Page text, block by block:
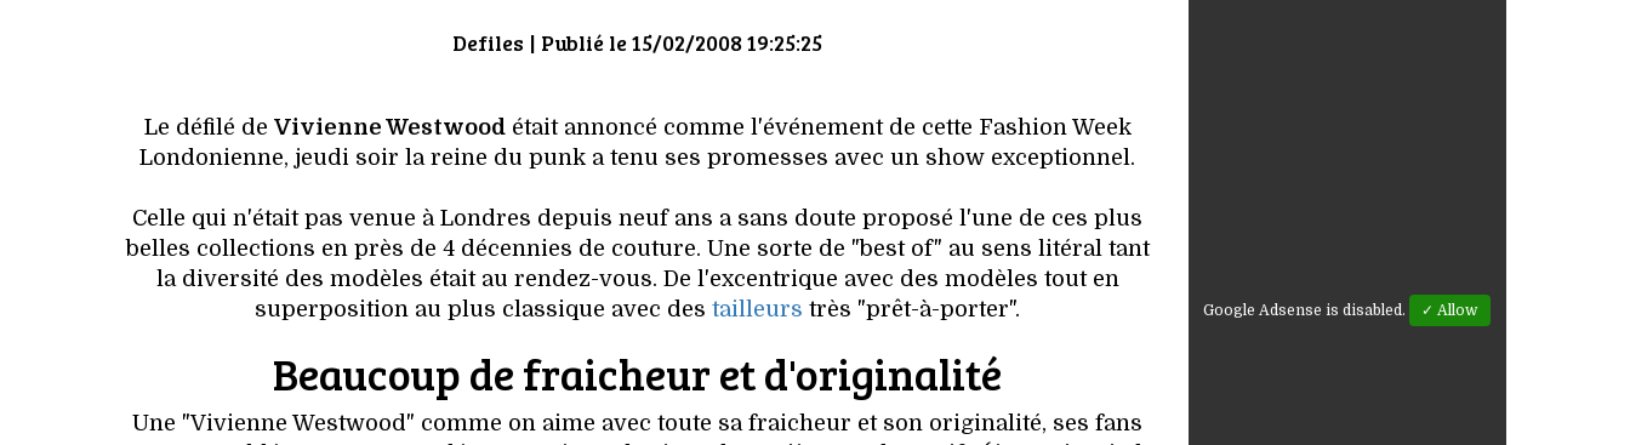
Defiles | Publié le 15/02/2008 19:25:25
Le défilé de Vivienne Westwoodétait annoncé comme l'événement de cette Fashion Week
Londonienne, jeudi soir la reine du punk a tenu ses promesses avec un show exceptionnel.
Celle qui n'était pas venue à Londres depuis neuf ans a sans doute proposé l'une de ces plus
belles collections en près de 4 décennies de couture. Une sorte de "best of" au sens litéral tant
la diversité des modèles était au rendez-vous. De l'excentrique avec des modèles tout en
superposition au plus classique avec destailleurs très "prêt-à-porter".
Beaucoup de fraicheur et d'originalité
Une "Vivienne Westwood" comme on aime avec toute sa fraicheur et son originalité, ses fans
Google Adsense is disabled. ✓ Allow